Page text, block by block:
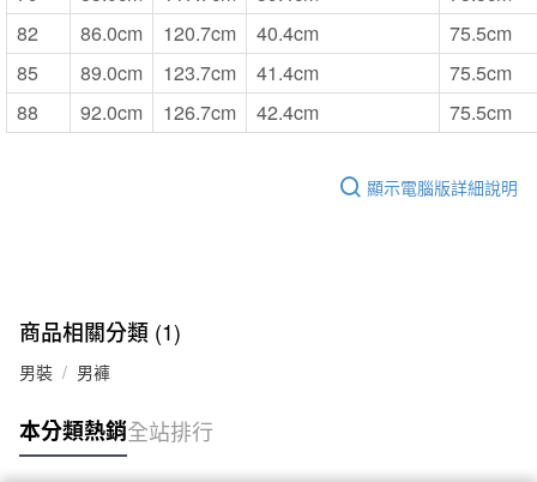
82
86.0cm 120.7cm 40.4cm
75.5cm
85
89.0cm 123.7cm 41.4cm
75.5cm
88
92.0cm 126.7cm 42.4cm 75.5cm
顯示電腦版詳細說明
商品相關分類 (1)
男裝 男褲
本分類熱銷全站排行